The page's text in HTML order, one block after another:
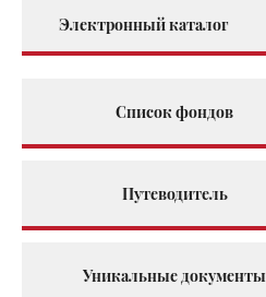
Электронный каталог
Список фондов
Путеводитель
Уникальные документы